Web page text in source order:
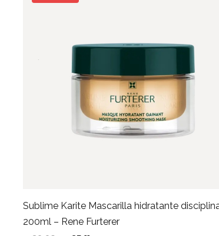
Sublime Karite Mascarilla hidratante
200ml – Rene Furterer